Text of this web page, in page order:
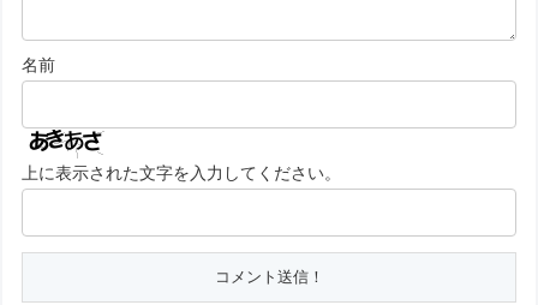
名前
上に表示された文字を入力してください。